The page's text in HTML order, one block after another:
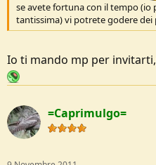
se avete fortuna con il tempo
tantissima) vi potrete godere
Io ti mando mp per
=Caprimulgo=